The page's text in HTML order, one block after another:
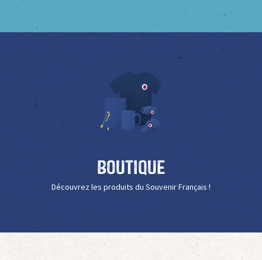
Boutique
Découvrez les produits du Souvenir Français !